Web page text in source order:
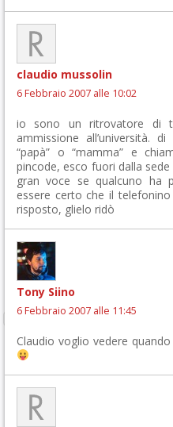
claudio mussolin
6 Febbraio 2007 alle 10:02
io sono un ritrovatore di
ammissione all’università.
“papà” o “mamma” e
pincode, esco fuori dalla
gran voce se qualcuno ha
essere certo che il
risposto, glielo ridò
Tony Siino
6 Febbraio 2007 alle 11:45
Claudio voglio vedere